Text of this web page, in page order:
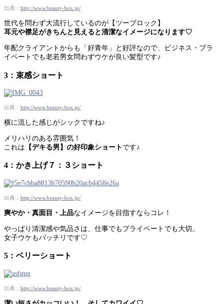
出典： http://www.beauty-box.jp/
世代を問わず大流行しているのが【ツーブロック】
耳元や襟足がきちんと見えると清潔なイメージになります♡
年配クライアントからも「好青年」と好評なので、ビジネス・プラ
イベートでも老若男女問わずウケが良い髪型です♪
3：束感ショート
出典： http://www.beauty-box.jp/
横に流した感じがシックですね♪
メリハリのある雰囲気！
これは 【デキる男】の好印象ショート です♪
4：かき上げ７：３ショート
出典： http://www.beauty-box.jp/
爽やか・真面目・上品なイメージを目指すならコレ！
やっぱり清潔感や気品さは、仕事でもプライベートでも大切。
女子ウケもバッチリです♡
5：ベリーショート
出典： http://www.beauty-box.jp/